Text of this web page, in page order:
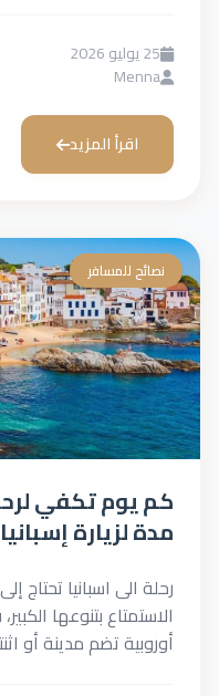
25 يوليو 2026
Menna
اقرأ المزيد
نصائح للمسافر
كم يوم تكفي
مدة لزيارة إسبانيا 2026
رحلة الى اسبانيا
الاستمتاع بتنوعها
أوروبية تضم مدينة أو